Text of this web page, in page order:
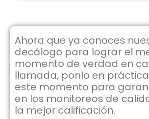
Ahora que ya conoces
decálogo para lograr el
momento de verdad en
llamada, ponlo en
este momento para
en los monitoreos de
la mejor calificación.